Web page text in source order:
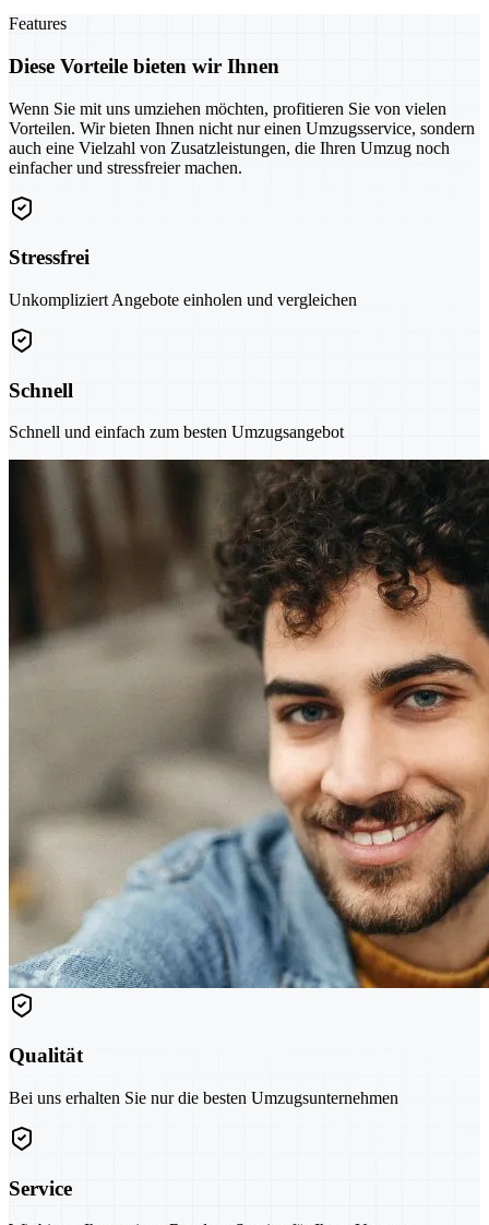
Features
Diese Vorteile bieten wir Ihnen
Wenn Sie mit uns umziehen möchten, profitieren Sie von vielen
Vorteilen. Wir bieten Ihnen nicht nur einen Umzugsservice, sondern
auch eine Vielzahl von Zusatzleistungen, die Ihren Umzug noch
einfacher und stressfreier machen.
Stressfrei
Unkompliziert Angebote einholen und vergleichen
Schnell
Schnell und einfach zum besten Umzugsangebot
Qualität
Bei uns erhalten Sie nur die besten Umzugsunternehmen
Service